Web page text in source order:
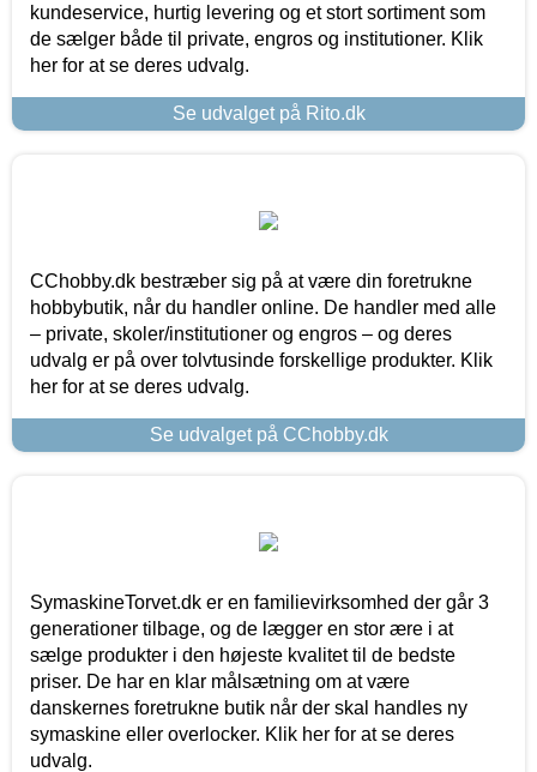
kundeservice, hurtig levering og et stort sortiment som
de sælger både til private, engros og institutioner. Klik
her for at se deres udvalg.
Se udvalget på Rito.dk
CChobby.dk bestræber sig på at være din foretrukne
hobbybutik, når du handler online. De handler med alle
– private, skoler/institutioner og engros – og deres
udvalg er på over tolvtusinde forskellige produkter. Klik
her for at se deres udvalg.
Se udvalget på CChobby.dk
SymaskineTorvet.dk er en familievirksomhed der går 3
generationer tilbage, og de lægger en stor ære i at
sælge produkter i den højeste kvalitet til de bedste
priser. De har en klar målsætning om at være
danskernes foretrukne butik når der skal handles ny
symaskine eller overlocker. Klik her for at se deres
udvalg.